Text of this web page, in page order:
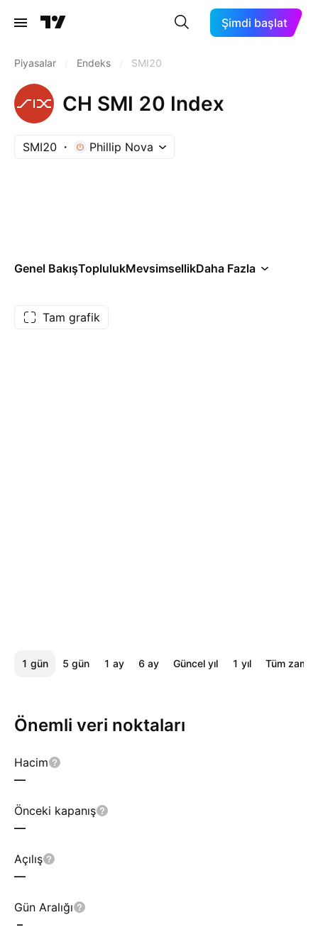
Şimdi başlat
Piyasalar Endeks SMI20
CH SMI 20 Index
SMI20 Phillip Nova
Genel BakışToplulukMevsimsellikDaha Fazla
Tam grafik
1 gün 5 gün 1 ay 6 ay Güncel yıl 1 yıl Tüm
Önemli veri noktaları
Hacim
—
Önceki kapanış
—
Açılış
—
Gün Aralığı
–